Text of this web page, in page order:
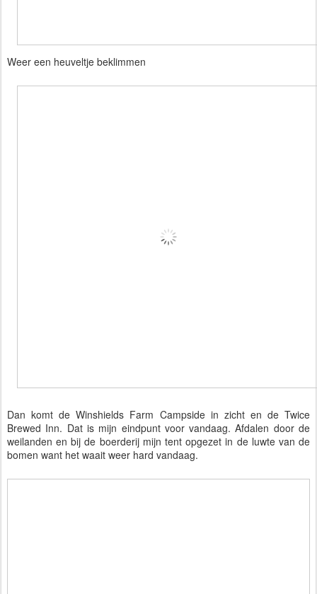
Weer een heuveltje beklimmen
Dan komt de Winshields Farm Campside in zicht en de Twice
Brewed Inn. Dat is mijn eindpunt voor vandaag. Afdalen door de
weilanden en bij de boerderij mijn tent opgezet in de luwte van de
bomen want het waait weer hard vandaag.